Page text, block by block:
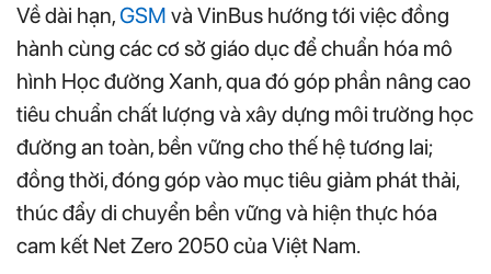
Về dài hạn,GSM và VinBus hướng tới việc đồng
hành cùng các cơ sở giáo dục để chuẩn hóa mô
hình Học đường Xanh, qua đó góp phần nâng cao
tiêu chuẩn chất lượng và xây dựng môi trường học
đường an toàn, bền vững cho thế hệ tương lai;
đồng thời, đóng góp vào mục tiêu giảm phát thải,
thúc đẩy di chuyển bền vững và hiện thực hóa
cam kết Net Zero 2050 của Việt Nam.